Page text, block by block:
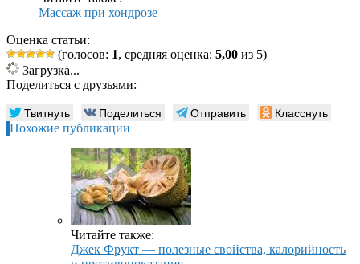
Массаж при хондрозе
Оценка статьи:
(голосов: 1, средняя оценка: 5,00 из 5)
Загрузка...
Поделиться с друзьями:
Твитнуть Поделиться Отправить Класснуть
Похожие публикации
Читайте также:
Джек Фрукт — полезные свойства, калорийность